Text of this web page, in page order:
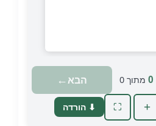
0 מתוך 0 הבא←
+
⛶ ⬇ הורדה